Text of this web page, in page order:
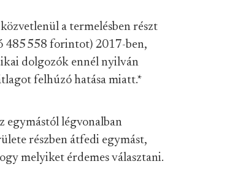
a termelésben részt
485 558 forintot) 2017-ben,
dolgozók ennél nyilván
felhúzó hatása miatt.*
egymástól légvonalban
részben átfedi egymást,
melyiket érdemes választani.